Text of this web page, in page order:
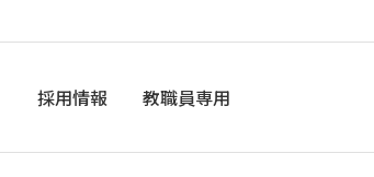
採用情報 教職員専用